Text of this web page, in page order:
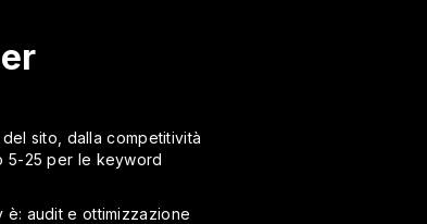
sito, dalla competitività
5-25 per le keyword
audit e ottimizzazione